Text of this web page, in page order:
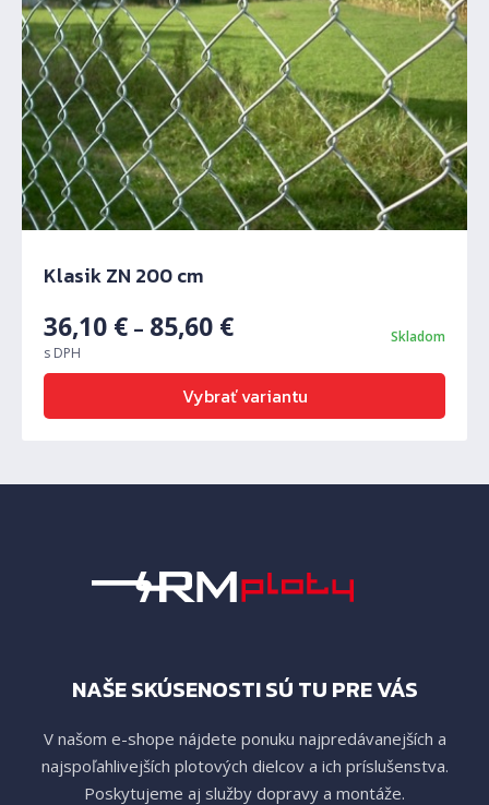
Klasik ZN 200 cm
36,10 € – 85,60 €
s DPH
Skladom
Vybrať variantu
NAŠE SKÚSENOSTI SÚ TU PRE VÁS
V našom e-shope nájdete ponuku najpredávanejších a
najspoľahlivejších plotových dielcov a ich príslušenstva.
Poskytujeme aj služby dopravy a montáže.